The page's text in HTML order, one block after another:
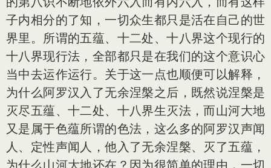
子内相分的了知，一切众生都只是活在自己的世
界里。所谓的五蕴、十二处、十八界这个现行的
十八界现行法，全部都只是在我们的这个意识心
当中去运作运行。关于这一点也顺便可以解释，
为什么阿罗汉入了无余涅槃之后，既然说涅槃是
灭尽五蕴、十二处、十八界生灭法，而山河大地
又是属于色蕴所谓的色法，这么多的阿罗汉声闻
人、定性声闻人，他入了无余涅槃、灭了五蕴，
为什么山河大地还在？因为很简单的理由，一切